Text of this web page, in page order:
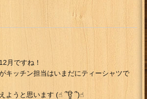
月ですね！
キッチン担当はいまだにティーシャツで
ようと思います (☝︎ ՞ਊ ՞)☝︎